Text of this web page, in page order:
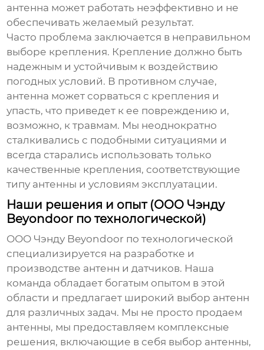
антенна может работать неэффективно и не
обеспечивать желаемый результат.
Часто проблема заключается в неправильном
выборе крепления. Крепление должно быть
надежным и устойчивым к воздействию
погодных условий. В противном случае,
антенна может сорваться с крепления и
упасть, что приведет к ее повреждению и,
возможно, к травмам. Мы неоднократно
сталкивались с подобными ситуациями и
всегда старались использовать только
качественные крепления, соответствующие
типу антенны и условиям эксплуатации.
Наши решения и опыт (ООО Чэнду
Beyondoor по технологической)
ООО Чэнду Beyondoor по технологической
специализируется на разработке и
производстве антенн и датчиков. Наша
команда обладает богатым опытом в этой
области и предлагает широкий выбор антенн
для различных задач. Мы не просто продаем
антенны, мы предоставляем комплексные
решения, включающие в себя выбор антенны,